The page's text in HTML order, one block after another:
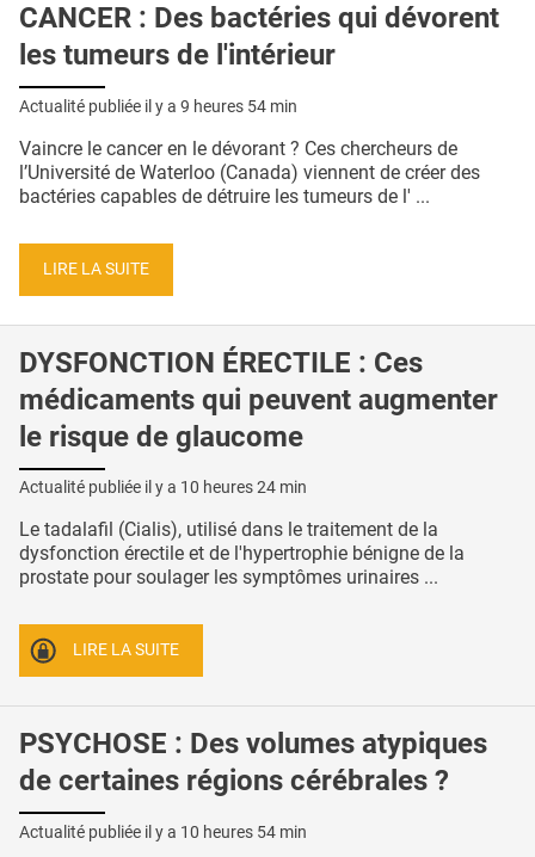
CRÉDITS
CANCER : Des bactéries qui dévorent
les tumeurs de l'intérieur
Actualité publiée il y a 9 heures 54 min
Vaincre le cancer en le dévorant ? Ces chercheurs de
l’Université de Waterloo (Canada) viennent de créer des
bactéries capables de détruire les tumeurs de l' ...
LIRE LA SUITE
DYSFONCTION ÉRECTILE : Ces
médicaments qui peuvent augmenter
le risque de glaucome
Actualité publiée il y a 10 heures 24 min
Le tadalafil (Cialis), utilisé dans le traitement de la
dysfonction érectile et de l'hypertrophie bénigne de la
prostate pour soulager les symptômes urinaires ...
LIRE LA SUITE
PSYCHOSE : Des volumes atypiques
de certaines régions cérébrales ?
Actualité publiée il y a 10 heures 54 min